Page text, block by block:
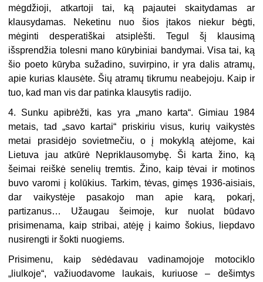
mėgdžioji, atkartoji tai, ką pajautei skaitydamas ar
klausydamas. Neketinu nuo šios įtakos niekur bėgti,
mėginti desperatiškai atsiplėšti. Tegul šį klausimą
išsprendžia tolesni mano kūrybiniai bandymai. Visa tai, ką
šio poeto kūryba sužadino, suvirpino, ir yra dalis atramų,
apie kurias klausėte. Šių atramų tikrumu neabejoju. Kaip ir
tuo, kad man vis dar patinka klausytis radijo.
4. Sunku apibrėžti, kas yra „mano karta“. Gimiau 1984
metais, tad „savo kartai“ priskiriu visus, kurių vaikystės
metai prasidėjo sovietmečiu, o į mokyklą atėjome, kai
Lietuva jau atkūrė Nepriklausomybę. Ši karta žino, ką
šeimai reiškė senelių tremtis. Žino, kaip tėvai ir motinos
buvo varomi į kolūkius. Tarkim, tėvas, gimęs 1936-aisiais,
dar vaikystėje pasakojo man apie karą, pokarį,
partizanus… Užaugau šeimoje, kur nuolat būdavo
prisimenama, kaip stribai, atėję į kaimo šokius, liepdavo
nusirengti ir šokti nuogiems.
Prisimenu, kaip sėdėdavau vadinamojoje motociklo
„liulkoje“, važiuodavome laukais, kuriuose – dešimtys